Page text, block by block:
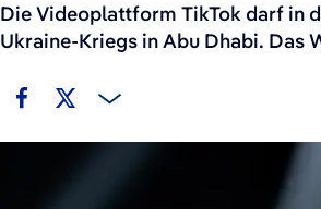
Die Videoplattform TikTok darf in
Ukraine-Kriegs in Abu Dhabi. Das